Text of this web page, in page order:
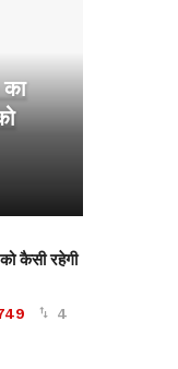
कैसी रहेगी
4